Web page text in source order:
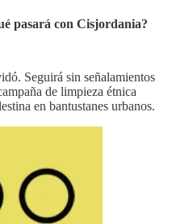
pasará con Cisjordania?
Seguirá sin señalamientos
de limpieza étnica
en bantustanes urbanos.